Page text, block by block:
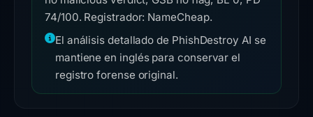
74/100. Registrador: NameCheap.
El análisis detallado de PhishDestroy AI se
mantiene en inglés para conservar el
registro forense original.